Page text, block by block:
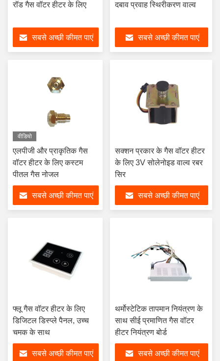
रॉड गैस वॉटर हीटर के लिए
सबसे अच्छी कीमत पाएं
दबाव प्रवाह स्थिरीकरण वाल्व
सबसे अच्छी कीमत पाएं
वीडियो
एलपीजी और प्राकृतिक गैस
वॉटर हीटर के लिए कस्टम
पीतल गैस नोजल
सबसे अच्छी कीमत पाएं
सक्शन प्रकार के गैस वॉटर हीटर
के लिए 3V सोलेनोइड वाल्व रबर
सिर
सबसे अच्छी कीमत पाएं
फ्लू गैस वॉटर हीटर के लिए
डिजिटल डिस्प्ले पैनल, उच्च
चमक के साथ
सबसे अच्छी कीमत पाएं
थर्मोस्टेटिक तापमान नियंत्रण के
साथ सीई प्रमाणित गैस वॉटर
हीटर नियंत्रण बोर्ड
सबसे अच्छी कीमत पाएं